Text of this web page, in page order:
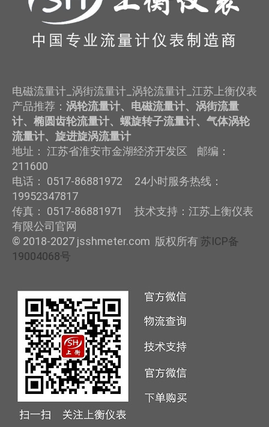
电磁流量计_涡街流量计_涡轮流量计_江苏上衡仪表
产品推荐： 涡轮流量计、电磁流量计、涡街流量
计、椭圆齿轮流量计、螺旋转子流量计、气体涡轮
流量计、旋进旋涡流量计
地址： 江苏省淮安市金湖经济开发区 邮编：
211600
电话： 0517-86881972 24小时服务热线：
19952347817
传真： 0517-86881971 技术支持：江苏上衡仪表
有限公司官网
© 2018-2027 jsshmeter.com 版权所有 苏ICP备
19004068号